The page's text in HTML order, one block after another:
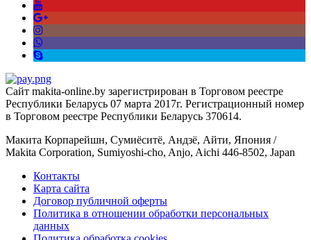
Сайт makita-online.by зарегистрирован в Торговом реестре
Республики Беларусь 07 марта 2017г. Регистрационный номер
в Торговом реестре Республики Беларусь 370614.
Макита Корпарейшн, Сумиёситё, Андзё, Айти, Япония /
Makita Corporation, Sumiyoshi-cho, Anjo, Aichi 446-8502, Japan
Контакты
Карта сайта
Договор публичной оферты
Политика в отношении обработки персональных
данных